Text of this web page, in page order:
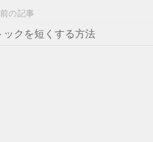
前の記事
ックを短くする方法